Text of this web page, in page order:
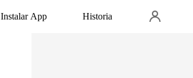
Instalar App Historia